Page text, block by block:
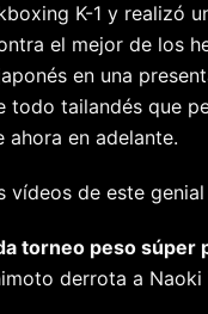
K-1 y realizó
el mejor de los
en una
todo tailandés que
ahora en adelante.
vídeos de este
torneo peso súper
derrota a